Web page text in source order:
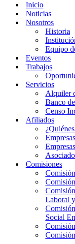
Inicio
Noticias
Nosotros
Historia
Equipo
Eventos
Trabajos
Servicios
Alquiler
Banco
Censo
Afiliados
Comisiones
Laboral
Social